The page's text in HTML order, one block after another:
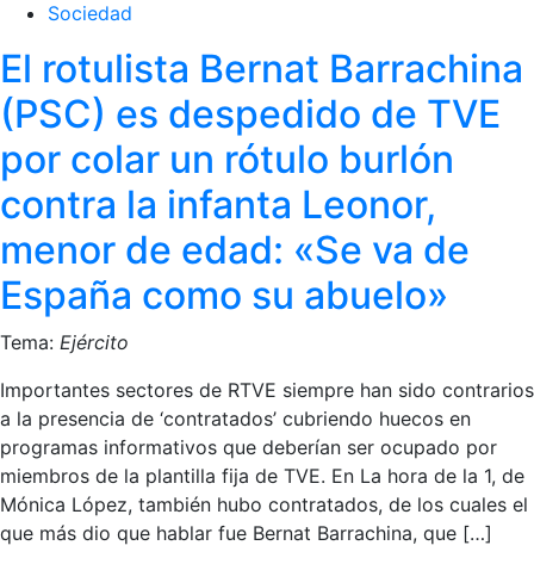
Sociedad
El rotulista Bernat Barrachina
(PSC) es despedido de TVE
por colar un rótulo burlón
contra la infanta Leonor,
menor de edad: «Se va de
España como su abuelo»
Tema: Ejército
Importantes sectores de RTVE siempre han sido contrarios
a la presencia de ‘contratados’ cubriendo huecos en
programas informativos que deberían ser ocupado por
miembros de la plantilla fija de TVE. En La hora de la 1, de
Mónica López, también hubo contratados, de los cuales el
que más dio que hablar fue Bernat Barrachina, que […]